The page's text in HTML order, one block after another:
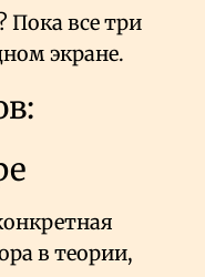
Пока все три
экране.
в теории,